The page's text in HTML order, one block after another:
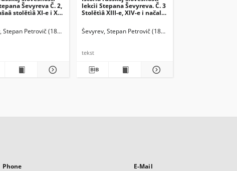
Ševyreva Č. 2,
stolětìâ XI-e i XII-
snimkov
Stepan Petrovič (1806-1864)
lekcìi Stepana Ševyreva. Č. 3
Stolětìâ XIII-e, XIV-e i načalo
Ševyrev, Stepan Petrovič (1806-1864)
tekst
Phone E-Mail